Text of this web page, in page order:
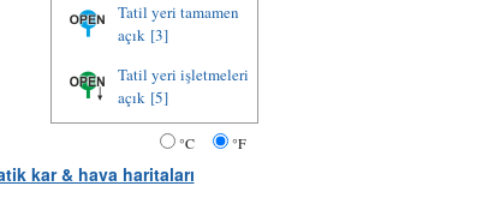
Tatil yeri tamamen
açık [3]
Tatil yeri işletmeleri
açık [5]
°C °F
kar & hava haritaları